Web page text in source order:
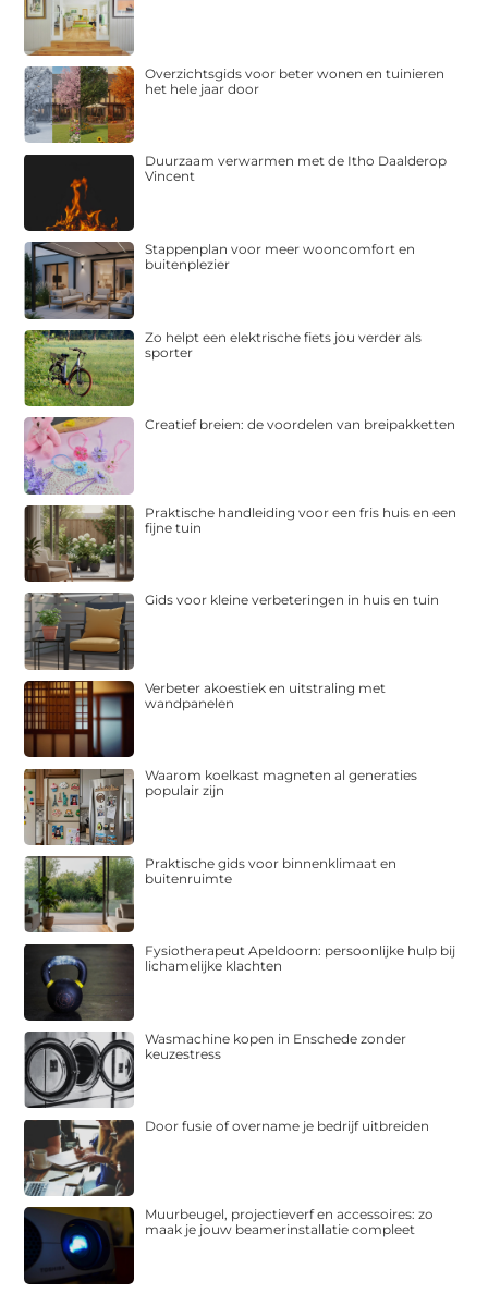
Overzichtsgids voor beter wonen en tuinieren
het hele jaar door
Duurzaam verwarmen met de Itho Daalderop
Vincent
Stappenplan voor meer wooncomfort en
buitenplezier
Zo helpt een elektrische fiets jou verder als
sporter
Creatief breien: de voordelen van breipakketten
Praktische handleiding voor een fris huis en een
fijne tuin
Gids voor kleine verbeteringen in huis en tuin
Verbeter akoestiek en uitstraling met
wandpanelen
Waarom koelkast magneten al generaties
populair zijn
Praktische gids voor binnenklimaat en
buitenruimte
Fysiotherapeut Apeldoorn: persoonlijke hulp bij
lichamelijke klachten
Wasmachine kopen in Enschede zonder
keuzestress
Door fusie of overname je bedrijf uitbreiden
Muurbeugel, projectieverf en accessoires: zo
maak je jouw beamerinstallatie compleet